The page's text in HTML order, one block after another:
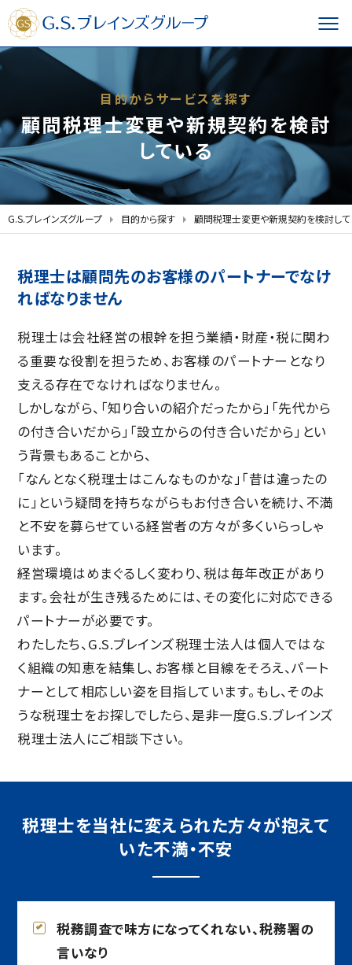
目的からサービスを探す
顧問税理士変更や新規契約を検討
している
G.S.ブレインズグループ 目的から探す 顧問税理士変更や新規契約を検討して
税理士は顧問先のお客様のパートナーでなけ
ればなりません
税理士は会社経営の根幹を担う業績・財産・税に関わ
る重要な役割を担うため、お客様のパートナーとなり
支える存在でなければなりません。
しかしながら、「知り合いの紹介だったから」「先代から
の付き合いだから」「設立からの付き合いだから」とい
う背景もあることから、
「なんとなく税理士はこんなものかな」「昔は違ったの
に」という疑問を持ちながらもお付き合いを続け、不満
と不安を募らせている経営者の方々が多くいらっしゃ
います。
経営環境はめまぐるしく変わり、税は毎年改正があり
ます。会社が生き残るためには、その変化に対応できる
パートナーが必要です。
わたしたち、G.S.ブレインズ税理士法人は個人ではな
く組織の知恵を結集し、お客様と目線をそろえ、パート
ナーとして相応しい姿を目指しています。もし、そのよ
うな税理士をお探しでしたら、是非一度G.S.ブレインズ
税理士法人にご相談下さい。
税理士を当社に変えられた方々が抱えて
いた不満・不安
税務調査で味方になってくれない、税務署の
言いなり